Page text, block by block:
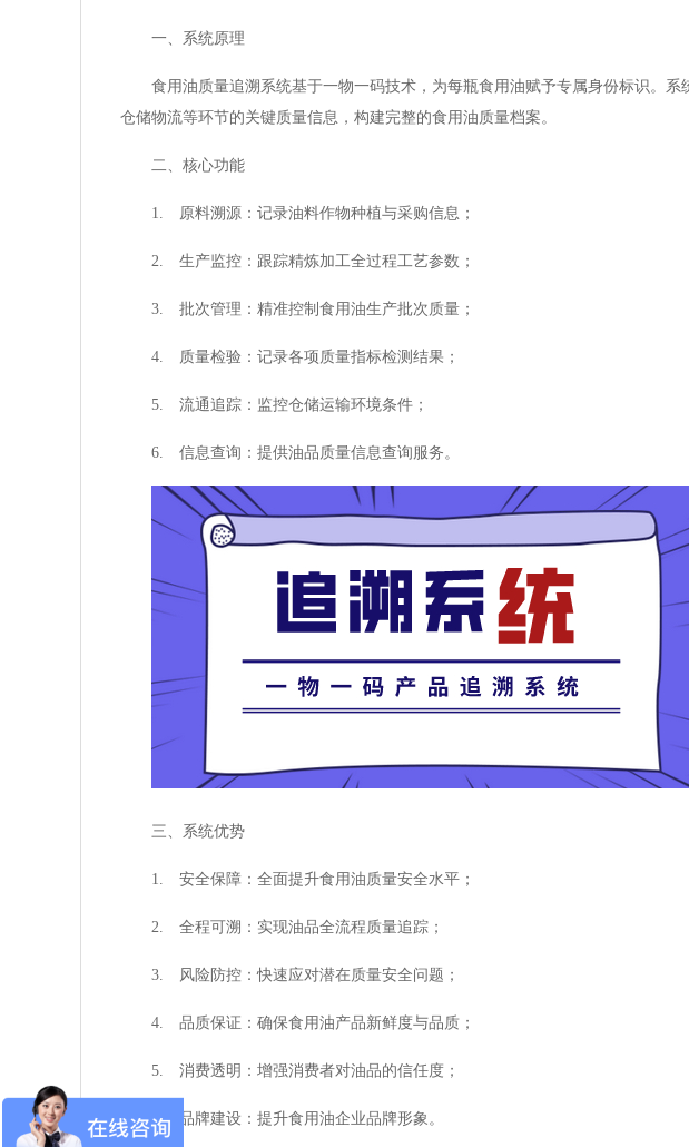
一、系统原理
食用油质量追溯系统基于一物一码技术，为每瓶食用油赋予专属身份标识。系
仓储物流等环节的关键质量信息，构建完整的食用油质量档案。
二、核心功能
1. 原料溯源：记录油料作物种植与采购信息；
2. 生产监控：跟踪精炼加工全过程工艺参数；
3. 批次管理：精准控制食用油生产批次质量；
4. 质量检验：记录各项质量指标检测结果；
5. 流通追踪：监控仓储运输环境条件；
6. 信息查询：提供油品质量信息查询服务。
三、系统优势
1. 安全保障：全面提升食用油质量安全水平；
2. 全程可溯：实现油品全流程质量追踪；
3. 风险防控：快速应对潜在质量安全问题；
4. 品质保证：确保食用油产品新鲜度与品质；
5. 消费透明：增强消费者对油品的信任度；
6. 品牌建设：提升食用油企业品牌形象。